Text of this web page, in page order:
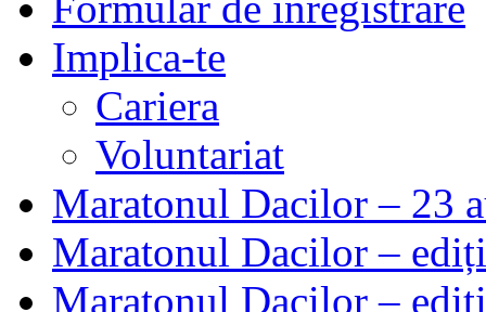
Implica-te
Cariera
Voluntariat
Maratonul Dacilor – 23
Maratonul Dacilor –
Maratonul Dacilor –